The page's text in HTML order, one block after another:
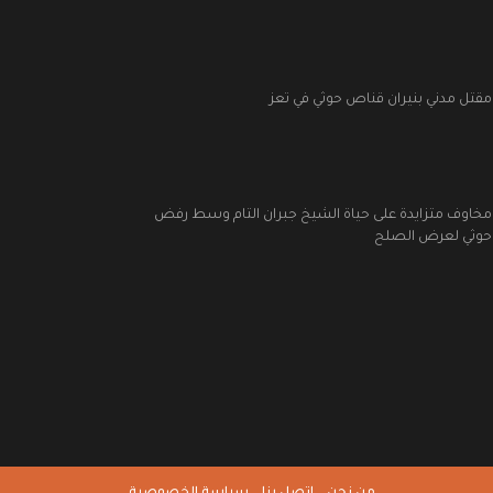
مقتل مدني بنيران قناص حوثي في تعز
مخاوف متزايدة على حياة الشيخ جبران التام وسط رفض
حوثي لعرض الصلح